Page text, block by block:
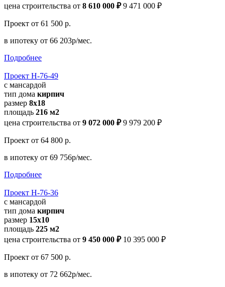
цена строительства от 8 610 000 ₽ 9 471 000 ₽
Проект от 61 500 р.
в ипотеку от 66 203р/мес.
Подробнее
Проект Н-76-49
с мансардой
тип дома кирпич
размер 8x18
площадь 216 м2
цена строительства от 9 072 000 ₽ 9 979 200 ₽
Проект от 64 800 р.
в ипотеку от 69 756р/мес.
Подробнее
Проект Н-76-36
с мансардой
тип дома кирпич
размер 15x10
площадь 225 м2
цена строительства от 9 450 000 ₽ 10 395 000 ₽
Проект от 67 500 р.
в ипотеку от 72 662р/мес.